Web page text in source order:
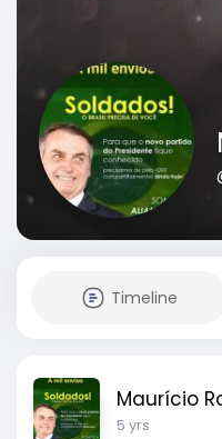
Timeline
Maurício
5 yrs